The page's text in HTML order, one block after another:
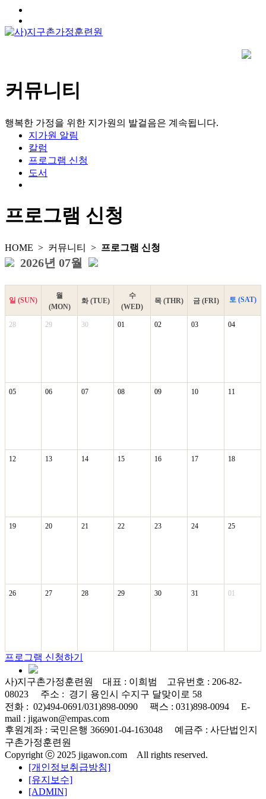
커뮤니티
행복한 가정을 위한 지가원의 발걸음은 계속됩니다.
지가원 알림
칼럼
프로그램 신청
도서
프로그램 신청
HOME > 커뮤니티 > 프로그램 신청
2026년 07월
일 (SUN)
월
(MON)
화 (TUE)
수
(WED)
목 (THR) 금 (FRI) 토 (SAT)
28 29 30 01 02 03 04
05 06 07 08 09 10 11
12 13 14 15 16 17 18
19 20 21 22 23 24 25
26 27 28 29 30 31 01
프로그램 신청하기
사)지구촌가정훈련원 대표 : 이희범 고유번호 : 206-82-
08023 주소 : 경기 용인시 수지구 달맞이로 58
전화 : 02)494-0691/031)898-0090 팩스 : 031)898-0094 E-
mail : jigawon@empas.com
후원계좌 : 국민은행 366901-04-163048 예금주 : 사단법인지
구촌가정훈련원
Copyright ⓒ 2025 jigawon.com All rights reserved.
[개인정보취급방침]
[유지보수]
[ADMIN]